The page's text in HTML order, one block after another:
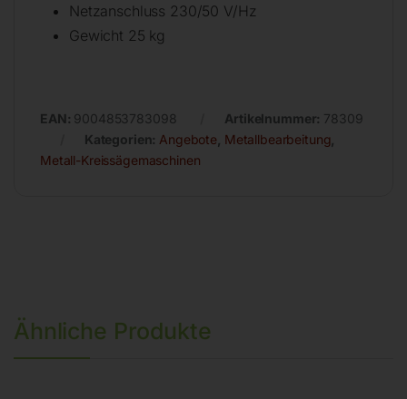
Netzanschluss 230/50 V/Hz
Gewicht 25 kg
EAN: 9004853783098 Artikelnummer: 78309
Kategorien: Angebote Metallbearbeitung
Metall-Kreissägemaschinen
Ähnliche Produkte